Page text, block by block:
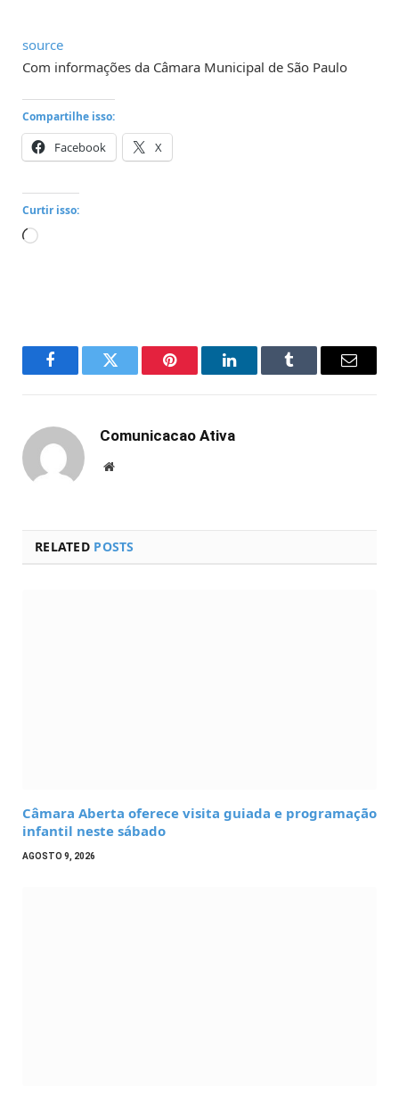
source
Com informações da Câmara Municipal de São Paulo
Compartilhe isso:
Facebook X
Curtir isso:
Carregando...
FacebookTwitter Pinterest LinkedInTumblr Email
Comunicacao Ativa
Website
RELATED POSTS
Câmara Aberta oferece visita guiada e programação
infantil neste sábado
AGOSTO 9, 2026